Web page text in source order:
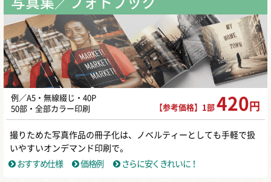
例／A5・無線綴じ・40P
50部・全部カラー印刷
【参考価格】1部 420 円
撮りためた写真作品の冊子化は、ノベルティーとしても手軽で扱
いやすいオンデマンド印刷で。
おすすめ仕様
価格例 さらに安くきれいに！